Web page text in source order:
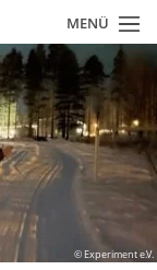
MENÜ
© Experiment e.V.